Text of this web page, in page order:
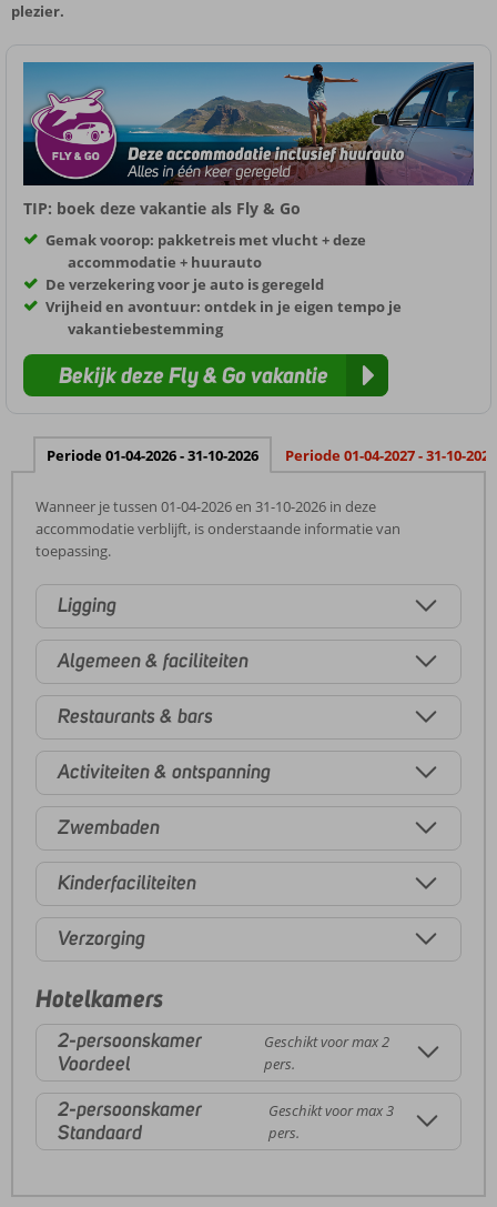
plezier.
TIP: boek deze vakantie als Fly & Go
Gemak voorop: pakketreis met vlucht + deze
accommodatie + huurauto
De verzekering voor je auto is geregeld
Vrijheid en avontuur: ontdek in je eigen tempo je
vakantiebestemming
Bekijk deze Fly & Go vakantie
Periode 01-04-2026 - 31-10-2026 Periode 01-04-2027 - 31-10-2027
Wanneer je tussen 01-04-2026 en 31-10-2026 in deze
accommodatie verblijft, is onderstaande informatie van
toepassing.
Ligging
Algemeen & faciliteiten
Restaurants & bars
Activiteiten & ontspanning
Zwembaden
Kinderfaciliteiten
Verzorging
Hotelkamers
2-persoonskamer
Voordeel
Geschikt voor max 2
pers.
2-persoonskamer
Standaard
Geschikt voor max 3
pers.